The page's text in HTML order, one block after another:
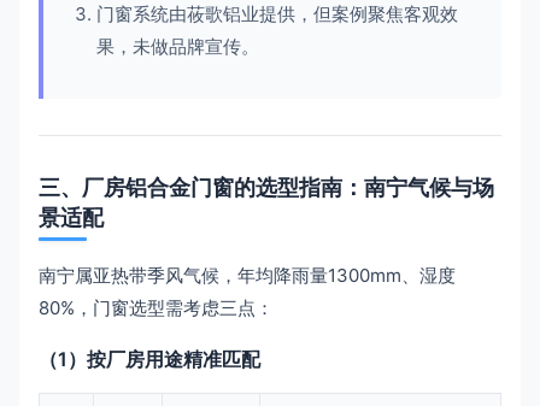
门窗系统由莜歌铝业提供，但案例聚焦客观效
果，未做品牌宣传。
三、厂房铝合金门窗的选型指南：南宁气候与场
景适配
南宁属亚热带季风气候，年均降雨量1300mm、湿度
80%，门窗选型需考虑三点：
（1）按厂房用途精准匹配